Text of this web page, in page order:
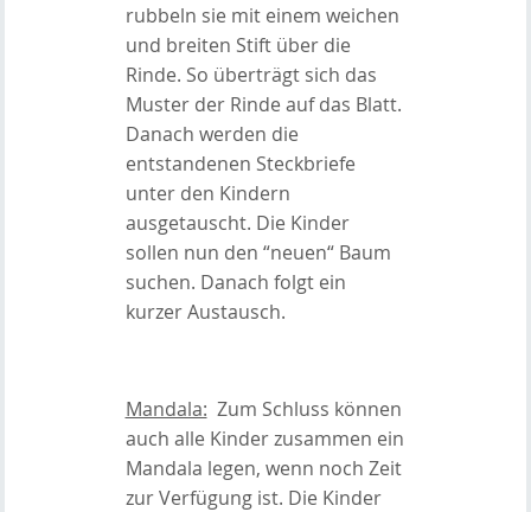
rubbeln sie mit einem weichen
und breiten Stift über die
Rinde. So überträgt sich das
Muster der Rinde auf das Blatt.
Danach werden die
entstandenen Steckbriefe
unter den Kindern
ausgetauscht. Die Kinder
sollen nun den “neuen“ Baum
suchen. Danach folgt ein
kurzer Austausch.
Mandala: Zum Schluss können
auch alle Kinder zusammen ein
Mandala legen, wenn noch Zeit
zur Verfügung ist. Die Kinder